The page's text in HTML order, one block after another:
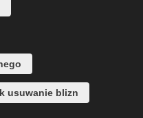
usuwanie blizn